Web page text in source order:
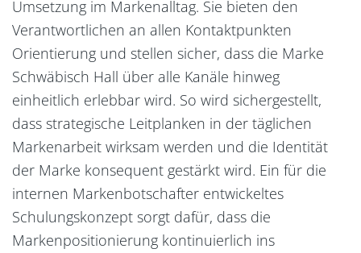
Umsetzung im Markenalltag. Sie bieten den
Verantwortlichen an allen Kontaktpunkten
Orientierung und stellen sicher, dass die Marke
Schwäbisch Hall über alle Kanäle hinweg
einheitlich erlebbar wird. So wird sichergestellt,
dass strategische Leitplanken in der täglichen
Markenarbeit wirksam werden und die Identität
der Marke konsequent gestärkt wird. Ein für die
internen Markenbotschafter entwickeltes
Schulungskonzept sorgt dafür, dass die
Markenpositionierung kontinuierlich ins